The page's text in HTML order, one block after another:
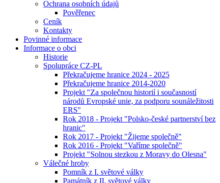
Ochrana osobních údajů
Pověřenec
Ceník
Kontakty
Povinné informace
Informace o obci
Historie
Spolupráce CZ-PL
Překračujeme hranice 2024 - 2025
Překračujeme hranice 2014-2020
Projekt "Za společnou historií i současností
národů Evropské unie, za podporu sounáležitosti
ERS"
Rok 2018 - Projekt "Polsko-české partnerství bez
hranic"
Rok 2017 - Projekt "Žijeme společně"
Rok 2016 - Projekt "Vaříme společně"
Projekt "Solnou stezkou z Moravy do Olesna"
Válečné hroby
Pomník z I. světové války
Památník z II. světové války